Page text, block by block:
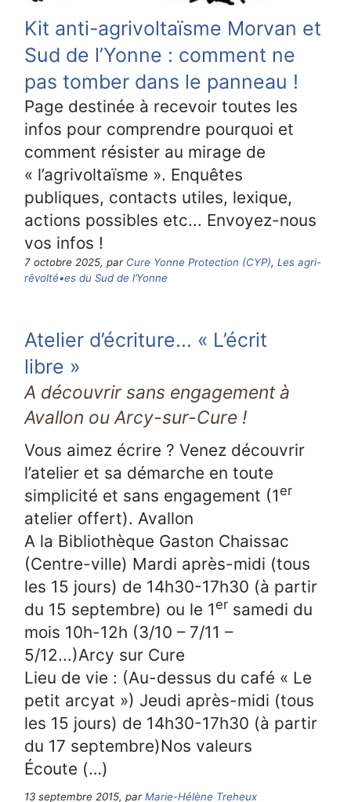
Kit anti-agrivoltaïsme Morvan et
Sud de l’Yonne : comment ne
pas tomber dans le panneau !
Page destinée à recevoir toutes les
infos pour comprendre pourquoi et
comment résister au mirage de
« l’agrivoltaïsme ». Enquêtes
publiques, contacts utiles, lexique,
actions possibles etc... Envoyez-nous
vos infos !
7 octobre 2025, par Cure Yonne Protection (CYP),Les agri-
rêvolté•es du Sud de l’Yonne
Atelier d’écriture... « L’écrit
libre »
A découvrir sans engagement à
Avallon ou Arcy-sur-Cure !
Vous aimez écrire ? Venez découvrir
l’atelier et sa démarche en toute
simplicité et sans engagement (1er
atelier offert). Avallon
A la Bibliothèque Gaston Chaissac
(Centre-ville) Mardi après-midi (tous
les 15 jours) de 14h30-17h30 (à partir
du 15 septembre) ou le 1er samedi du
mois 10h-12h (3/10 – 7/11 –
5/12...)Arcy sur Cure
Lieu de vie : (Au-dessus du café « Le
petit arcyat ») Jeudi après-midi (tous
les 15 jours) de 14h30-17h30 (à partir
du 17 septembre)Nos valeurs
Écoute (…)
13 septembre 2015, parMarie-Hélène Treheux